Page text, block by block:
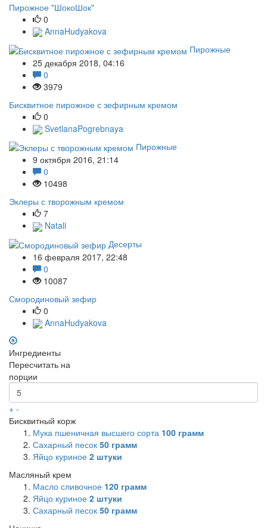
Пирожное "ШокоШок"
0
AnnaHudyakova
Пирожные
25 декабря 2018, 04:16
0
3979
Бисквитное пирожное с зефирным кремом
0
SvetlanaPogrebnaya
Пирожные
9 октября 2016, 21:14
0
10498
Эклеры с творожным кремом
7
Natali
Десерты
16 февраля 2017, 22:48
0
10087
Смородиновый зефир
0
AnnaHudyakova
Ингредиенты
Пересчитать на
порции
+ -
Бисквитный корж
Мука пшеничная высшего сорта 100 грамм
Сахарный песок 50 грамм
Яйцо куриное 2 штуки
Масляный крем
Масло сливочное 120 грамм
Яйцо куриное 2 штуки
Сахарный песок 50 грамм